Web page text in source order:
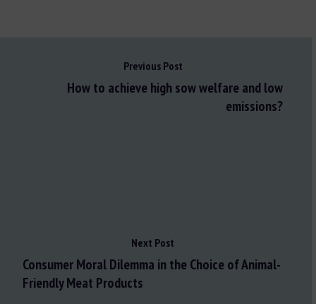
Previous Post
How to achieve high sow welfare and low
emissions?
Next Post
Consumer Moral Dilemma in the Choice of Animal-
Friendly Meat Products